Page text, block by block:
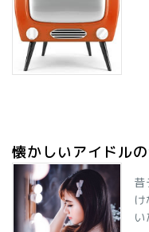
懐かしいアイドル